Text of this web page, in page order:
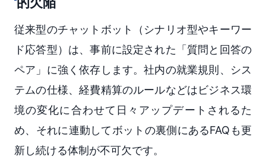
従来型のチャットボット（シナリオ型やキーワー
ド応答型）は、事前に設定された「質問と回答の
ペア」に強く依存します。社内の就業規則、シス
テムの仕様、経費精算のルールなどはビジネス環
境の変化に合わせて日々アップデートされるた
め、それに連動してボットの裏側にあるFAQも更
新し続ける体制が不可欠です。